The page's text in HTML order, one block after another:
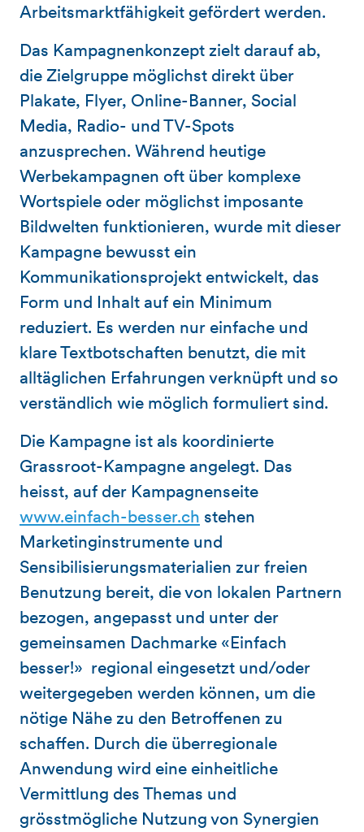
Arbeitsmarktfähigkeit gefördert werden.
Das Kampagnenkonzept zielt darauf ab,
die Zielgruppe möglichst direkt über
Plakate, Flyer, Online-Banner, Social
Media, Radio- und TV-Spots
anzusprechen. Während heutige
Werbekampagnen oft über komplexe
Wortspiele oder möglichst imposante
Bildwelten funktionieren, wurde mit dieser
Kampagne bewusst ein
Kommunikationsprojekt entwickelt, das
Form und Inhalt auf ein Minimum
reduziert. Es werden nur einfache und
klare Textbotschaften benutzt, die mit
alltäglichen Erfahrungen verknüpft und so
verständlich wie möglich formuliert sind.
Die Kampagne ist als koordinierte
Grassroot-Kampagne angelegt. Das
heisst, auf der Kampagnenseite
www.einfach-besser.ch stehen
Marketinginstrumente und
Sensibilisierungsmaterialien zur freien
Benutzung bereit, die von lokalen Partnern
bezogen, angepasst und unter der
gemeinsamen Dachmarke «Einfach
besser!» regional eingesetzt und/oder
weitergegeben werden können, um die
nötige Nähe zu den Betroffenen zu
schaffen. Durch die überregionale
Anwendung wird eine einheitliche
Vermittlung des Themas und
grösstmögliche Nutzung von Synergien